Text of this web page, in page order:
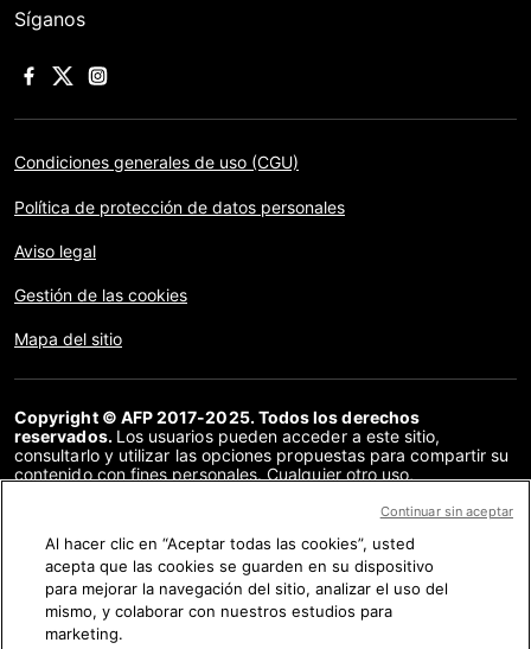
Síganos
Condiciones generales de uso (CGU)
Política de protección de datos personales
Aviso legal
Gestión de las cookies
Mapa del sitio
Copyright © AFP 2017-2025. Todos los derechos
reservados. Los usuarios pueden acceder a este sitio,
consultarlo y utilizar las opciones propuestas para compartir su
contenido con fines personales. Cualquier otro uso,
distribución del contenido de este sitio, en su totalidad o en
acuerdo específico firmado con la AFP, está estrictamente
prohibido. Los elementos analizados en cada verificación se
presentan o se enlazan en tanto en cuanto son necesarios para
la correcta comprensión de la verificación en cuestión. La AFP
no cuenta con derechos sobre los autores ni sobre los
Al hacer clic en “Aceptar todas las cookies”, usted
acepta que las cookies se guarden en su dispositivo
para mejorar la navegación del sitio, analizar el uso del
mismo, y colaborar con nuestros estudios para
marketing.
Continuar sin aceptar